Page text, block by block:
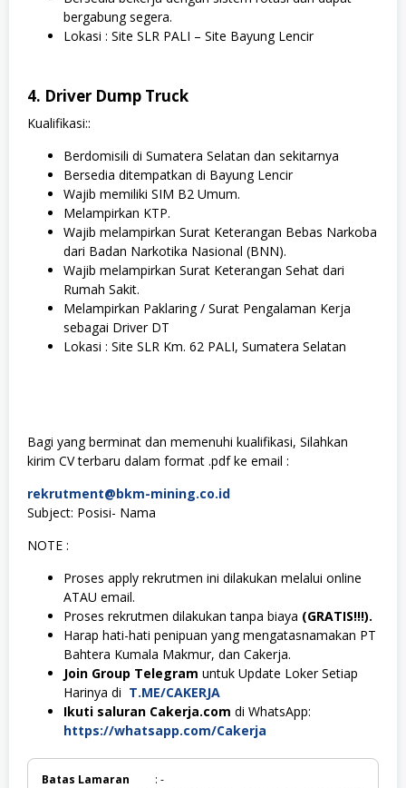
bergabung segera.
Lokasi : Site SLR PALI – Site Bayung Lencir
4. Driver Dump Truck
Kualifikasi::
Berdomisili di Sumatera Selatan dan sekitarnya
Bersedia ditempatkan di Bayung Lencir
Wajib memiliki SIM B2 Umum.
Melampirkan KTP.
Wajib melampirkan Surat Keterangan Bebas Narkoba
dari Badan Narkotika Nasional (BNN).
Wajib melampirkan Surat Keterangan Sehat dari
Rumah Sakit.
Melampirkan Paklaring / Surat Pengalaman Kerja
sebagai Driver DT
Lokasi : Site SLR Km. 62 PALI, Sumatera Selatan
Bagi yang berminat dan memenuhi kualifikasi, Silahkan
kirim CV terbaru dalam format .pdf ke email :
rekrutment@bkm-mining.co.id
Subject: Posisi- Nama
NOTE :
Proses apply rekrutmen ini dilakukan melalui online
ATAU email.
Proses rekrutmen dilakukan tanpa biaya (GRATIS!!!).
Harap hati-hati penipuan yang mengatasnamakan PT
Bahtera Kumala Makmur, dan Cakerja.
Join Group Telegram untuk Update Loker Setiap
Harinya di T.ME/CAKERJA
Ikuti saluran Cakerja.com di WhatsApp:
https://whatsapp.com/Cakerja
Batas Lamaran
: -